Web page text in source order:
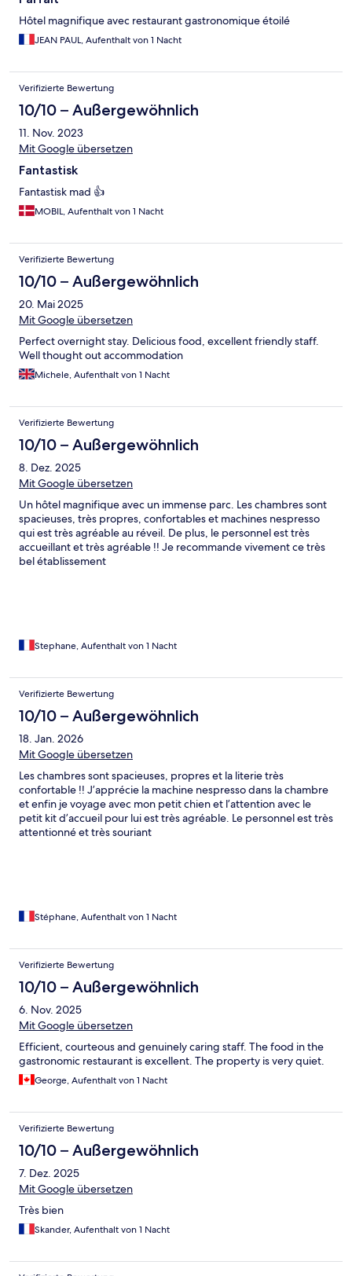
Hôtel magnifique avec restaurant gastronomique étoilé
JEAN PAUL, Aufenthalt von 1 Nacht
Verifizierte Bewertung
10/10 – Außergewöhnlich
11. Nov. 2023
Mit Google übersetzen
Fantastisk
Fantastisk mad 👍
MOBIL, Aufenthalt von 1 Nacht
Verifizierte Bewertung
10/10 – Außergewöhnlich
20. Mai 2025
Mit Google übersetzen
Perfect overnight stay. Delicious food, excellent friendly staff.
Well thought out accommodation
Michele, Aufenthalt von 1 Nacht
Verifizierte Bewertung
10/10 – Außergewöhnlich
8. Dez. 2025
Mit Google übersetzen
Un hôtel magnifique avec un immense parc. Les chambres sont
spacieuses, très propres, confortables et machines nespresso
qui est très agréable au réveil. De plus, le personnel est très
accueillant et très agréable !! Je recommande vivement ce très
bel établissement
Stephane, Aufenthalt von 1 Nacht
Verifizierte Bewertung
10/10 – Außergewöhnlich
18. Jan. 2026
Mit Google übersetzen
Les chambres sont spacieuses, propres et la literie très
confortable !! J’apprécie la machine nespresso dans la chambre
et enfin je voyage avec mon petit chien et l’attention avec le
petit kit d’accueil pour lui est très agréable. Le personnel est très
attentionné et très souriant
Stéphane, Aufenthalt von 1 Nacht
Verifizierte Bewertung
10/10 – Außergewöhnlich
6. Nov. 2025
Mit Google übersetzen
Efficient, courteous and genuinely caring staff. The food in the
gastronomic restaurant is excellent. The property is very quiet.
George, Aufenthalt von 1 Nacht
Verifizierte Bewertung
10/10 – Außergewöhnlich
7. Dez. 2025
Mit Google übersetzen
Très bien
Skander, Aufenthalt von 1 Nacht